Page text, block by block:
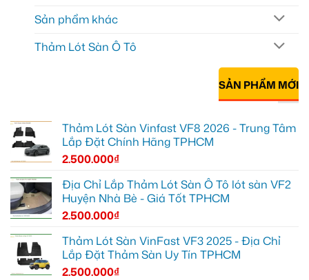
Sản phẩm khác
Thảm Lót Sàn Ô Tô
SẢN PHẨM MỚI
Thảm Lót Sàn Vinfast VF8 2026 - Trung Tâm
Lắp Đặt Chính Hãng TPHCM
2.500.000₫
Địa Chỉ Lắp Thảm Lót Sàn Ô Tô lót sàn VF2
Huyện Nhà Bè - Giá Tốt TPHCM
2.500.000₫
Thảm Lót Sàn VinFast VF3 2025 - Địa Chỉ
Lắp Đặt Thảm Sàn Uy Tín TPHCM
2.500.000₫